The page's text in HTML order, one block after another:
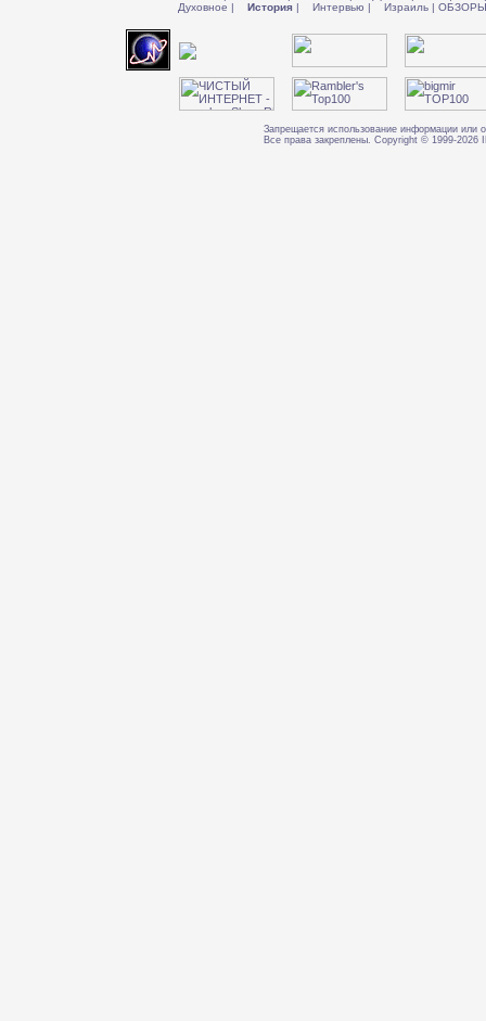
Духовное | История | Интервью | Израиль |
Запрещается использование информации или
Все права закреплены. Copyright © 1999-